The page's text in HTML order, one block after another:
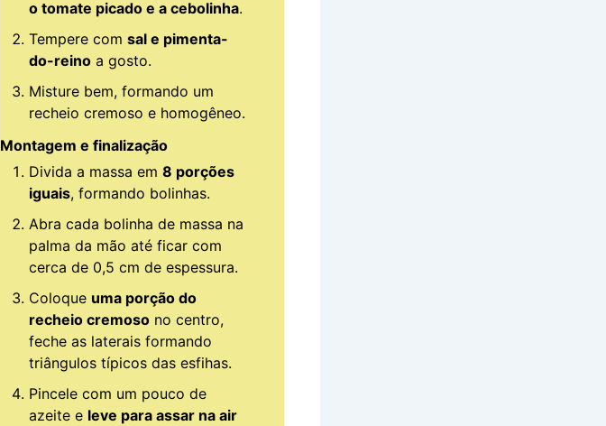
o tomate picado e a cebolinha.
Tempere com sal e pimenta-
do-reino a gosto.
Misture bem, formando um
recheio cremoso e homogêneo.
Montagem e finalização
Divida a massa em 8 porções
iguais, formando bolinhas.
Abra cada bolinha de massa na
palma da mão até ficar com
cerca de 0,5 cm de espessura.
Coloque uma porção do
recheio cremoso no centro,
feche as laterais formando
triângulos típicos das esfihas.
Pincele com um pouco de
azeite e leve para assar na air